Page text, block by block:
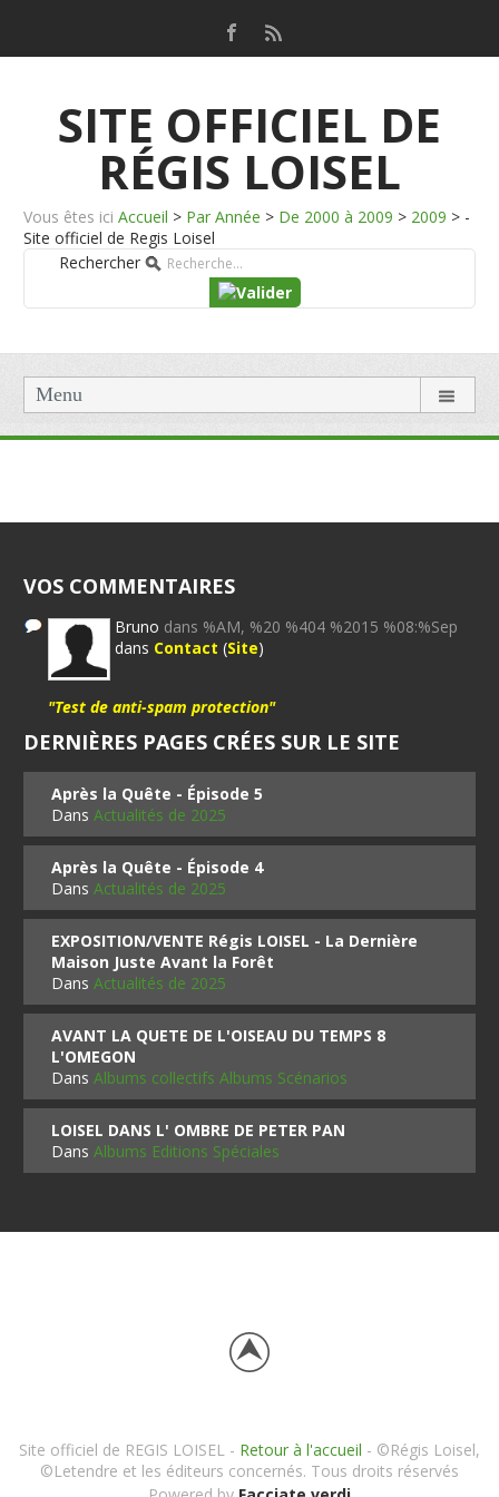
SITE OFFICIEL DE
RÉGIS LOISEL
Vous êtes ici Accueil > Par Année > De 2000 à 2009 > 2009 > -
Site officiel de Regis Loisel
Rechercher
Menu
VOS COMMENTAIRES
Bruno dans %AM, %20 %404 %2015 %08:%Sep
dans Contact (Site)
"Test de anti-spam protection"
DERNIÈRES PAGES CRÉES SUR LE SITE
Après la Quête - Épisode 5
DansActualités de 2025
Après la Quête - Épisode 4
DansActualités de 2025
EXPOSITION/VENTE Régis LOISEL - La Dernière
Maison Juste Avant la Forêt
DansActualités de 2025
AVANT LA QUETE DE L'OISEAU DU TEMPS 8
L'OMEGON
DansAlbums collectifs Albums Scénarios
LOISEL DANS L' OMBRE DE PETER PAN
DansAlbums Editions Spéciales
Site officiel de REGIS LOISEL - Retour à l'accueil - ©Régis Loisel,
©Letendre et les éditeurs concernés. Tous droits réservés